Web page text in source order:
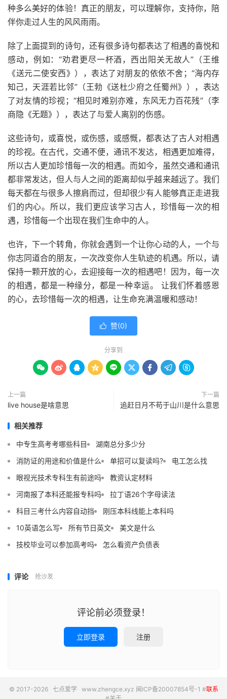
种多么美好的体验！真正的朋友，可以理解你，支持你，陪
伴你走过人生的风风雨雨。
除了上面提到的诗句，还有很多诗句都表达了相遇的喜悦和
感动，例如：“劝君更尽一杯酒，西出阳关无故人”（王维
《送元二使安西》），表达了对朋友的依依不舍；“海内存
知己，天涯若比邻”（王勃《送杜少府之任蜀州》），表达
了对友情的珍视；“相见时难别亦难，东风无力百花残”（李
商隐《无题》），表达了与爱人离别的伤感。
这些诗句，或喜悦，或伤感，或感慨，都表达了古人对相遇
的珍视。在古代，交通不便，通讯不发达，相遇更加难得，
所以古人更加珍惜每一次的相遇。而如今，虽然交通和通讯
都非常发达，但人与人之间的距离却似乎越来越远了。我们
每天都在与很多人擦肩而过，但却很少有人能够真正走进我
们的内心。所以，我们更应该学习古人，珍惜每一次的相
遇，珍惜每一个出现在我们生命中的人。
也许，下一个转角，你就会遇到一个让你心动的人，一个与
你志同道合的朋友，一次改变你人生轨迹的机遇。所以，请
保持一颗开放的心，去迎接每一次的相遇吧！因为，每一次
的相遇，都是一种缘分，都是一种幸运。 让我们怀着感恩
的心，去珍惜每一次的相遇，让生命充满温暖和感动！
 赞(0)
分享到
        
上一篇
live house是啥意思
下一篇
追赶日月不苟于山川是什么意思
相关推荐
中专生高考考哪些科目
湖南总分多少分
消防证的用途和价值是什么
单招可以复读吗?
电工怎么找
眼视光技术专科生有前途吗
教资认定材料
河南报了本科还能报专科吗
拉丁语26个字母读法
科目三考什么内容自动挡
刚压本科线能上本科吗
10英语怎么写
所有节日英文
美文是什么
技校毕业可以参加高考吗
怎么看资产负债表
评论 抢沙发
评论前必须登录！
立即登录 注册
© 2017-2026 七点爱学www.zhengce.xyz 闽ICP备20007854号-1 #联系